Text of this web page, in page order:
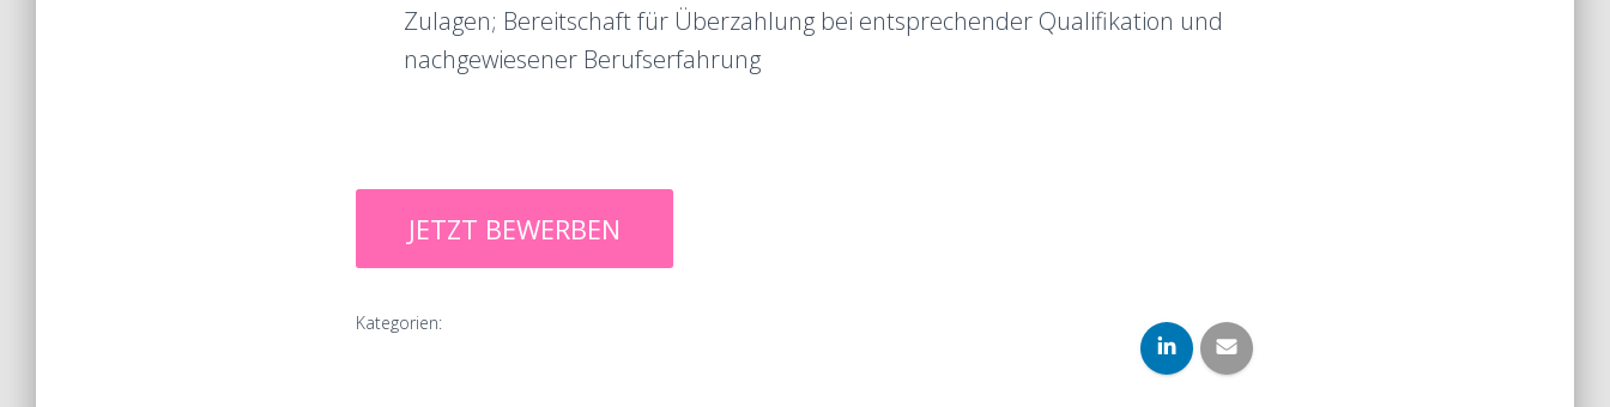
Zulagen; Bereitschaft für Überzahlung bei entsprechender Qualifikation und
nachgewiesener Berufserfahrung
Kategorien: